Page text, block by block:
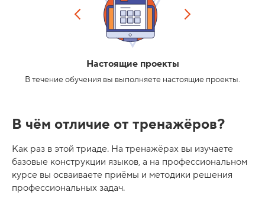
Настоящие проекты
В течение обучения вы выполняете настоящие проекты.
В чём отличие от тренажёров?
Как раз в этой триаде. На тренажёрах вы изучаете
базовые конструкции языков, а на профессиональном
курсе вы осваиваете приёмы и методики решения
профессиональных задач.